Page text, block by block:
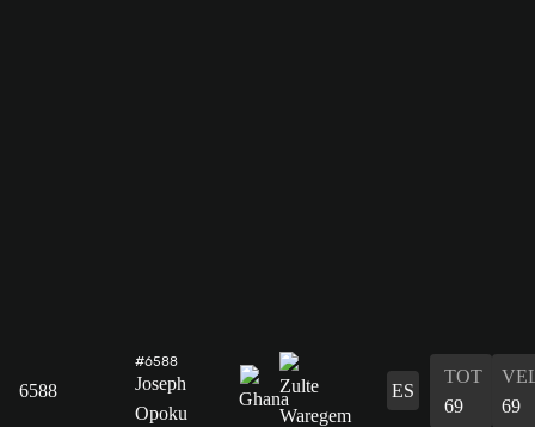
6588
#6588
Joseph
Opoku
ES
TOT
69
69